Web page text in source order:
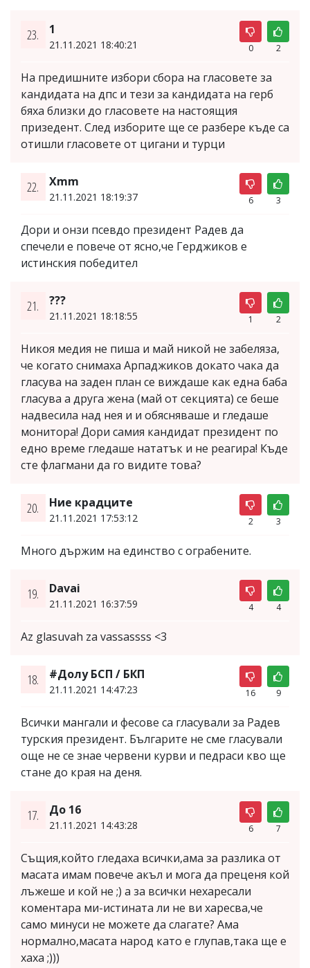
23. 1
21.11.2021 18:40:21 0 2
На предишните избори сбора на гласовете за
кандидата на дпс и тези за кандидата на герб
бяха близки до гласовете на настоящия
призедент. След изборите ще се разбере къде са
отишли гласовете от цигани и турци
22. Xmm
21.11.2021 18:19:37 6 3
Дори и онзи псевдо президент Радев да
спечели е повече от ясно,че Герджиков е
истинския победител
21. ???
21.11.2021 18:18:55 1 2
Никоя медия не пиша и май никой не забеляза,
че когато снимаха Арпаджиков докато чака да
гласува на заден план се виждаше как една баба
гласува а друга жена (май от секцията) се беше
надвесила над нея и и обясняваше и гледаше
монитора! Дори самия кандидат президент по
едно време гледаше нататък и не реагира! Къде
сте флагмани да го видите това?
20. Ние крадците
21.11.2021 17:53:12 2 3
Много държим на единство с ограбените.
19. Davai
21.11.2021 16:37:59 4 4
Az glasuvah za vassassss <3
18. #Долу БСП / БКП
21.11.2021 14:47:23 16 9
Всички мангали и фесове са гласували за Радев
турския президент. Българите не сме гласували
още не се знае червени курви и педраси кво ще
стане до края на деня.
17. До 16
21.11.2021 14:43:28 6 7
Същия,който гледаха всички,ама за разлика от
масата имам повече акъл и мога да преценя кой
лъжеше и кой не ;) а за всички нехаресали
коментара ми-истината ли не ви харесва,че
само минуси не можете да слагате? Ама
нормално,масата народ като е глупав,така ще е
хаха ;)))